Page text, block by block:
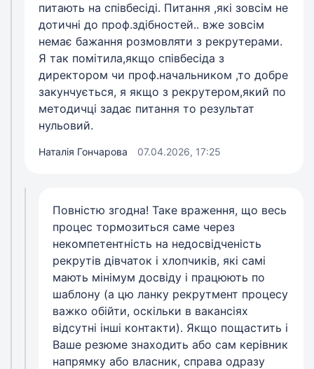
питають на співбесіді. Питання ,які зовсім не
дотичні до проф.здібностей.. вже зовсім
немає бажання розмовляти з рекрутерами.
Я так помітила,якщо співбесіда з
директором чи проф.начальником ,то добре
закунчується, я якщо з рекрутером,який по
методичці задає питання то результат
нульовий.
Наталія Гончарова 07.04.2026, 17:25
Повністю згодна! Таке враження, що весь
процес тормозиться саме через
некомпетентність на недосвідченість
рекрутів дівчаток і хлопчиків, які самі
мають мінімум досвіду і працюють по
шаблону (а цю ланку рекрутмент процесу
важко обійти, оскільки в вакансіях
відсутні інші контакти). Якщо пощастить і
Ваше резюме знаходить або сам керівник
напрямку або власник, справа одразу